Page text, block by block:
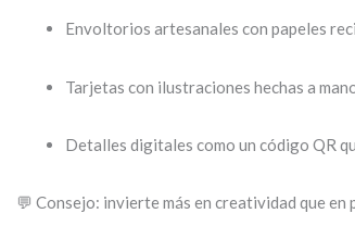
Envoltorios artesanales con papeles
Tarjetas con ilustraciones hechas a
Detalles digitales como un código QR
💬 Consejo: invierte más en creatividad que